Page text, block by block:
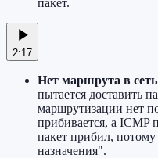
2:17
Нет маршрута в
пытается доставить
маршрутизации нет
прибивается, а ICMP
пакет прибил,
назначения".